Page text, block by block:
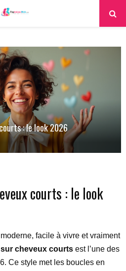
: le look 2026
courts : le look
facile à vivre et vraiment
cheveux courts est l’une des
Ce style met les boucles en